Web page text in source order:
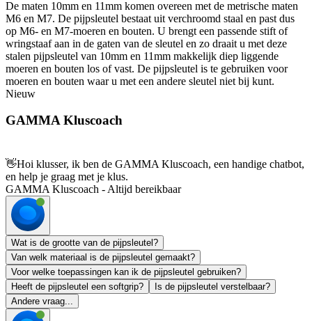
De maten 10mm en 11mm komen overeen met de metrische maten
M6 en M7. De pijpsleutel bestaat uit verchroomd staal en past dus
op M6- en M7-moeren en bouten. U brengt een passende stift of
wringstaaf aan in de gaten van de sleutel en zo draait u met deze
stalen pijpsleutel van 10mm en 11mm makkelijk diep liggende
moeren en bouten los of vast. De pijpsleutel is te gebruiken voor
moeren en bouten waar u met een andere sleutel niet bij kunt.
Nieuw
GAMMA Kluscoach
👋Hoi klusser, ik ben de GAMMA Kluscoach, een handige chatbot,
en help je graag met je klus.
GAMMA Kluscoach - Altijd bereikbaar
Wat is de grootte van de pijpsleutel?
Van welk materiaal is de pijpsleutel gemaakt?
Voor welke toepassingen kan ik de pijpsleutel gebruiken?
Heeft de pijpsleutel een softgrip?
Is de pijpsleutel verstelbaar?
Andere vraag...